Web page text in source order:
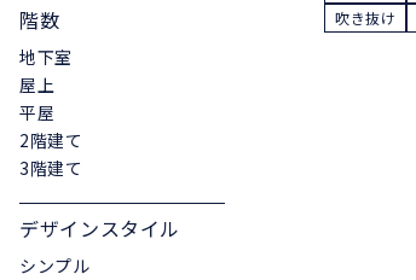
階数
地下室
屋上
平屋
2階建て
3階建て
デザインスタイル
シンプル
吹き抜け